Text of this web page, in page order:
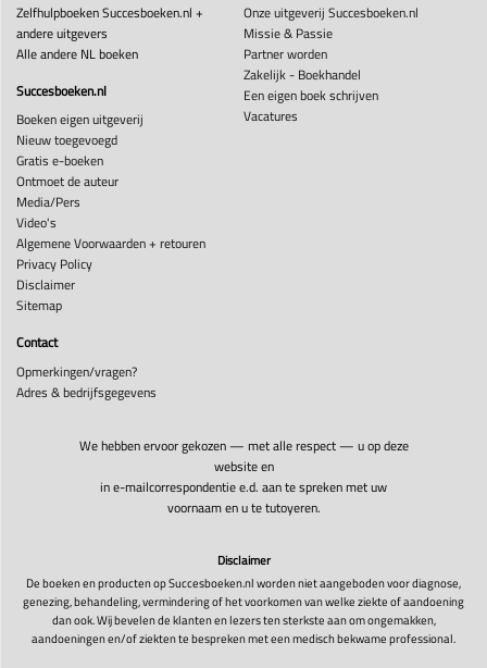
Zelfhulpboeken Succesboeken.nl +
andere uitgevers
Alle andere NL boeken
Succesboeken.nl
Boeken eigen uitgeverij
Nieuw toegevoegd
Gratis e-boeken
Ontmoet de auteur
Media/Pers
Video's
Algemene Voorwaarden + retouren
Privacy Policy
Disclaimer
Sitemap
Onze uitgeverij Succesboeken.nl
Missie & Passie
Partner worden
Zakelijk - Boekhandel
Een eigen boek schrijven
Vacatures
Contact
Opmerkingen/vragen?
Adres & bedrijfsgegevens
We hebben ervoor gekozen — met alle respect — u op deze
website en
in e-mailcorrespondentie e.d. aan te spreken met uw
voornaam en u te tutoyeren.
Disclaimer
De boeken en producten op Succesboeken.nl worden niet aangeboden voor diagnose,
genezing, behandeling, vermindering of het voorkomen van welke ziekte of aandoening
dan ook. Wij bevelen de klanten en lezers ten sterkste aan om ongemakken,
aandoeningen en/of ziekten te bespreken met een medisch bekwame professional.